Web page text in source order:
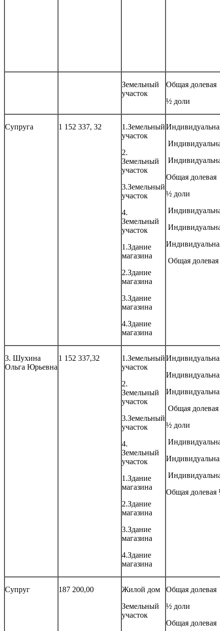
Земельный
участок
Общая долевая
½ доли
Супруга 1 152 337, 32
1.Земельный
участок
2.
Земельный
участок
3.Земельный
участок
4.
Земельный
участок
1.Здание
магазина
2.Здание
магазина
3.Здание
магазина
4.Здание
магазина
Общая долевая
½ доли
Общая
3. Шухина
Ольга Юрьевна
1 152 337,32
1.Земельный
участок
2.
Земельный
участок
3.Земельный
участок
4.
Земельный
участок
1.Здание
магазина
2.Здание
магазина
3.Здание
магазина
4.Здание
магазина
Общая долевая
½ доли
Общая долевая
Супруг 187 200,00
Жилой дом
Земельный
участок
Общая долевая
½ доли
Общая долевая